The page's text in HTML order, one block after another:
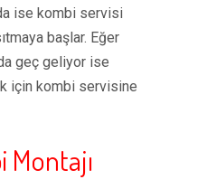
ise kombi servisi
başlar. Eğer
geç geliyor ise
için kombi servisine
Montajı